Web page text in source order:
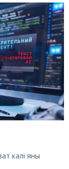
калі яны